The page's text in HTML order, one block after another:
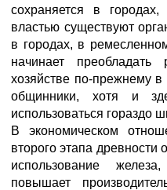
сохраняется в
властью существуют
в городах, в
начинает
хозяйстве по-прежнему
общинники, хотя и
использоваться гораздо
В экономическом
второго этапа древности
использование
повышает